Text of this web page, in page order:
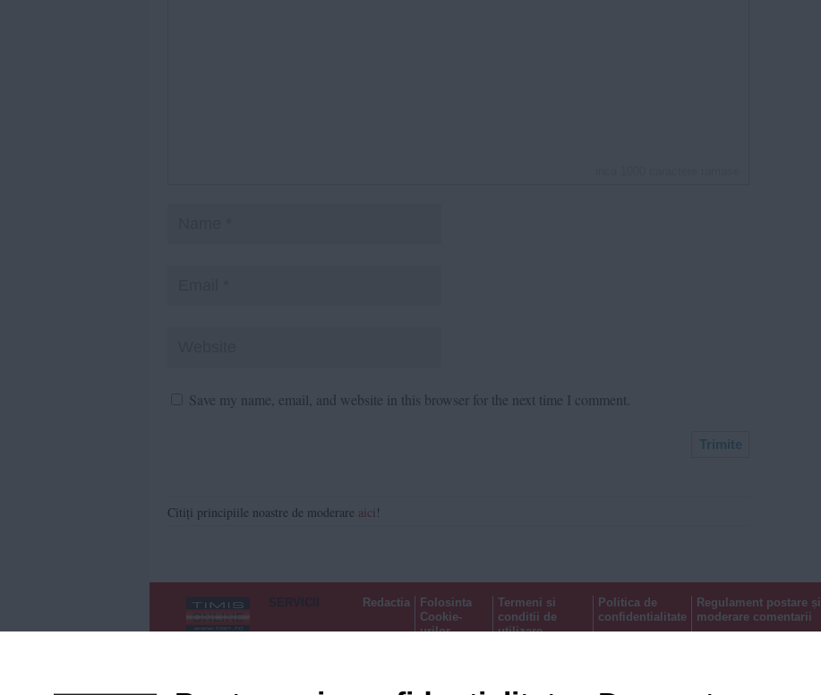
Save my name, email, and website in this browser for the next time I comment.
Citiți principiile noastre de moderare aici!
SERVICII Redactia
Folosinta
Cookie-
urilor
Termeni si
conditii de
utilizare
Politica de
confidentialitate
Regulament postare și
moderare comentarii